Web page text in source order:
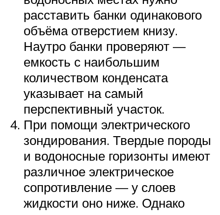
расставить банки одинакового
объёма отверстием книзу.
Наутро банки проверяют —
емкость с наибольшим
количеством конденсата
указывает на самый
перспективный участок.
При помощи электрического
зондирования. Твердые породы
и водоносные горизонты имеют
различное электрическое
сопротивление — у слоев
жидкости оно ниже. Однако